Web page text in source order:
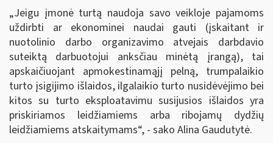
„Jeigu įmonė turtą naudoja savo veikloje pajamoms
uždirbti ar ekonominei naudai gauti (įskaitant ir
nuotolinio darbo organizavimo atvejais darbdavio
suteiktą darbuotojui anksčiau minėtą įrangą), tai
apskaičiuojant apmokestinamąjį pelną, trumpalaikio
turto įsigijimo išlaidos, ilgalaikio turto nusidėvėjimo bei
kitos su turto eksploatavimu susijusios išlaidos yra
priskiriamos leidžiamiems arba ribojamų dydžių
leidžiamiems atskaitymams“, - sako Alina Gaudutytė.